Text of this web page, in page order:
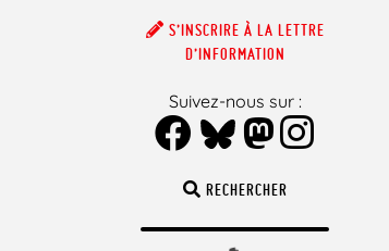
RECHERCHER
S’INSCRIRE À LA LETTRE
D’INFORMATION
Suivez-nous sur :